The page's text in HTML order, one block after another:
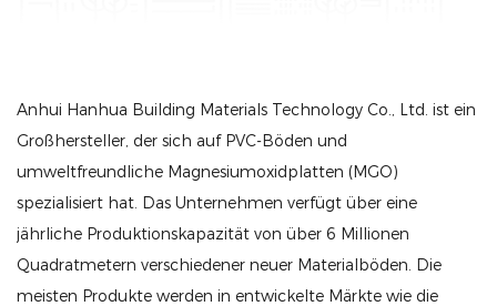
Anhui Hanhua Building Materials Technology Co., Ltd. ist ein
Großhersteller, der sich auf PVC-Böden und
umweltfreundliche Magnesiumoxidplatten (MGO)
spezialisiert hat. Das Unternehmen verfügt über eine
jährliche Produktionskapazität von über 6 Millionen
Quadratmetern verschiedener neuer Materialböden. Die
meisten Produkte werden in entwickelte Märkte wie die